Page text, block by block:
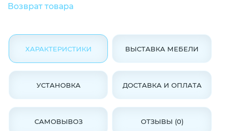
Возврат товара
ХАРАКТЕРИСТИКИ ВЫСТАВКА МЕБЕЛИ
УСТАНОВКА ДОСТАВКА И ОПЛАТА
САМОВЫВОЗ ОТЗЫВЫ (0)